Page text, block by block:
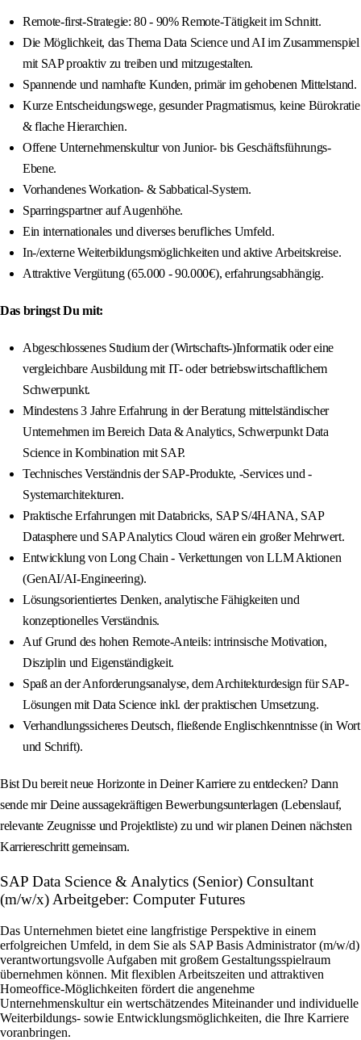
Remote-first-Strategie: 80 - 90% Remote-Tätigkeit im Schnitt.
Die Möglichkeit, das Thema Data Science und AI im Zusammenspiel
mit SAP proaktiv zu treiben und mitzugestalten.
Spannende und namhafte Kunden, primär im gehobenen Mittelstand.
Kurze Entscheidungswege, gesunder Pragmatismus, keine Bürokratie
& flache Hierarchien.
Offene Unternehmenskultur von Junior- bis Geschäftsführungs-
Ebene.
Vorhandenes Workation- & Sabbatical-System.
Sparringspartner auf Augenhöhe.
Ein internationales und diverses berufliches Umfeld.
In-/externe Weiterbildungsmöglichkeiten und aktive Arbeitskreise.
Attraktive Vergütung (65.000 - 90.000€), erfahrungsabhängig.
Das bringst Du mit:
Abgeschlossenes Studium der (Wirtschafts-)Informatik oder eine
vergleichbare Ausbildung mit IT- oder betriebswirtschaftlichem
Schwerpunkt.
Mindestens 3 Jahre Erfahrung in der Beratung mittelständischer
Unternehmen im Bereich Data & Analytics, Schwerpunkt Data
Science in Kombination mit SAP.
Technisches Verständnis der SAP-Produkte, -Services und -
Systemarchitekturen.
Praktische Erfahrungen mit Databricks, SAP S/4HANA, SAP
Datasphere und SAP Analytics Cloud wären ein großer Mehrwert.
Entwicklung von Long Chain - Verkettungen von LLM Aktionen
(GenAI/AI-Engineering).
Lösungsorientiertes Denken, analytische Fähigkeiten und
konzeptionelles Verständnis.
Auf Grund des hohen Remote-Anteils: intrinsische Motivation,
Disziplin und Eigenständigkeit.
Spaß an der Anforderungsanalyse, dem Architekturdesign für SAP-
Lösungen mit Data Science inkl. der praktischen Umsetzung.
Verhandlungssicheres Deutsch, fließende Englischkenntnisse (in Wort
und Schrift).
Bist Du bereit neue Horizonte in Deiner Karriere zu entdecken? Dann
sende mir Deine aussagekräftigen Bewerbungsunterlagen (Lebenslauf,
relevante Zeugnisse und Projektliste) zu und wir planen Deinen nächsten
Karriereschritt gemeinsam.
SAP Data Science & Analytics (Senior) Consultant
(m/w/x) Arbeitgeber: Computer Futures
Das Unternehmen bietet eine langfristige Perspektive in einem
erfolgreichen Umfeld, in dem Sie als SAP Basis Administrator (m/w/d)
verantwortungsvolle Aufgaben mit großem Gestaltungsspielraum
übernehmen können. Mit flexiblen Arbeitszeiten und attraktiven
Homeoffice-Möglichkeiten fördert die angenehme
Unternehmenskultur ein wertschätzendes Miteinander und individuelle
Weiterbildungs- sowie Entwicklungsmöglichkeiten, die Ihre Karriere
voranbringen.